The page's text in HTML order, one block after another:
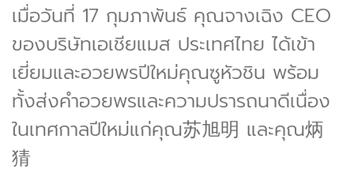
เมื่อวันที่ 17 กุมภาพันธ์ คุณจางเฉิง CEO
ของบริษัทเอเชียแมส ประเทศไทย ได้เข้า
เยี่ยมและอวยพรปีใหม่คุณซูหัวชิน พร้อม
ทั้งส่งคำอวยพรและความปรารถนาดีเนื่อง
ในเทศกาลปีใหม่แก่คุณ苏旭明 และคุณ炳
猜